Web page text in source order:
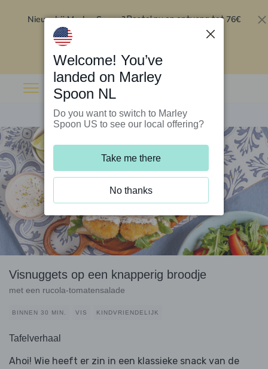
Nieuw bij Marley Spoon?Bestel nu en ontvang tot 76€
Visnuggets op een knapperig broodje
met een rucola-tomatensalade
BINNEN 30 MIN. VIS KINDVRIENDELIJK
Tafelverhaal
Ahoi! Wie heeft er zin in een klassieke snack van de
Welcome! You’ve
landed on Marley
Spoon NL
Do you want to switch to Marley
Spoon US to see our local offering?
Take me there
No thanks